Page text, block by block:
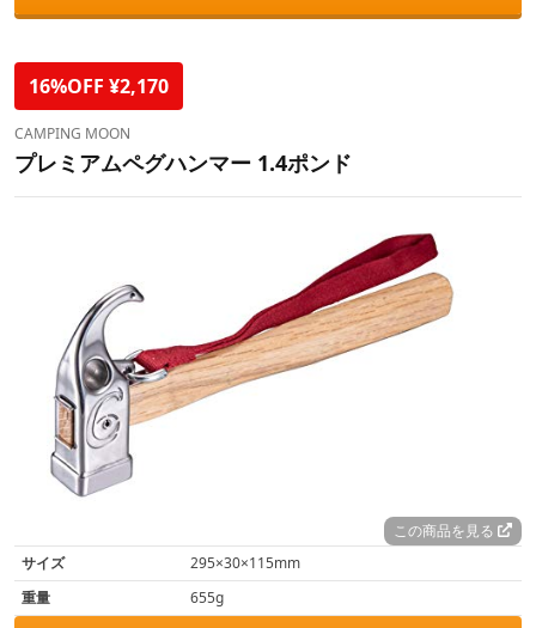
16%OFF ¥2,170
CAMPING MOON
プレミアムペグハンマー 1.4ポンド
この商品を見る
サイズ
295×30×115mm
重量
655g